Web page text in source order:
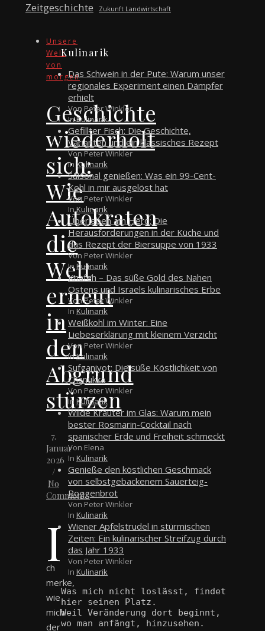
Zeitgeschichte Zukunft Landwirtschaft
Unsere
Welt
von
morgen
Geschichte
wiederholt
sich:
Wie
Autokraten
die
Welt
erneut
in
den
Abgrund
stürzen
7.
Januar
2026
/
No
Comments
I
ch
merke,
wie
mich
der
Kulinarik
Das Schwein in der Pute: Warum unser
regionales Experiment einen Dämpfer
erhielt
Von Peter Winkler
InKulinarik
Gefillter Fisch: Die Geschichte,
Varianten und ein klassisches Rezept
Von Peter Winkler
In Kulinarik
Saisonal genießen: Was ein 99-Cent-
Kohl in mir ausgelöst hat
Von Peter Winkler
InKulinarik
Überleben am Herd: Die
Herausforderungen in der Küche und
das Rezept der Biersuppe von 1933
Von Peter Winkler
InKulinarik
Knafeh – Das süße Gold des Nahen
Ostens und Israels kulinarisches Erbe
Von Peter Winkler
In Kulinarik
Weißkohl im Winter: Eine
Liebeserklärung mit kleinem Verzicht
Von Peter Winkler
InKulinarik
Sufganiyot: Die süße Köstlichkeit von
Chanukka
Von Peter Winkler
In Kulinarik
Wilde Kräuter im Glas: Warum mein
bester Rosmarin-Cocktail nach
spanischer Erde und Freiheit schmeckt
Von Elena
In Kulinarik
Genieße den köstlichen Geschmack
von selbstgebackenem Sauerteig-
Roggenbrot
Von Peter Winkler
In Kulinarik
Wiener Apfelstrudel in stürmischen
Zeiten: Ein kulinarischer Streifzug durch
das Jahr 1933
Von Peter Winkler
In Kulinarik
Was mich nicht loslässt, findet
hier seinen Platz.
Weil Veränderung dort beginnt,
wo man anfängt, hinzusehen.